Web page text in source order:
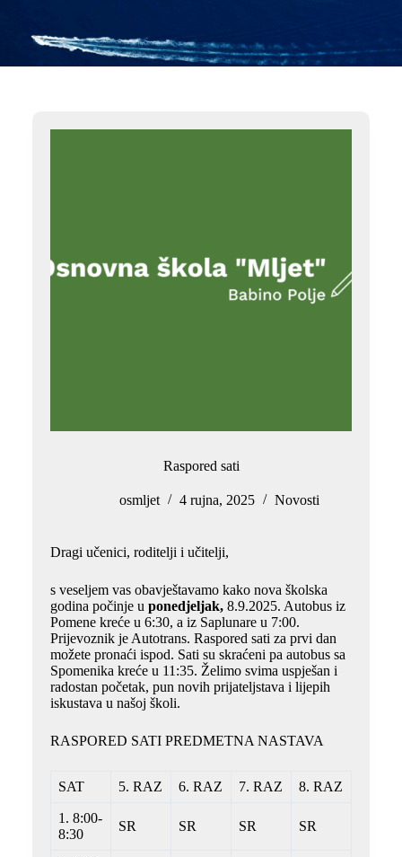
Raspored sati
osmljet 4 rujna, 2025 Novosti
Dragi učenici, roditelji i učitelji,
s veseljem vas obavještavamo kako nova školska
godina počinje u ponedjeljak, 8.9.2025. Autobus iz
Pomene kreće u 6:30, a iz Saplunare u 7:00.
Prijevoznik je Autotrans. Raspored sati za prvi dan
možete pronaći ispod. Sati su skraćeni pa autobus sa
Spomenika kreće u 11:35. Želimo svima uspješan i
radostan početak, pun novih prijateljstava i lijepih
iskustava u našoj školi.
RASPORED SATI PREDMETNA NASTAVA
SAT 5. RAZ 6. RAZ 7. RAZ 8. RAZ
1. 8:00-
8:30
SR SR SR SR